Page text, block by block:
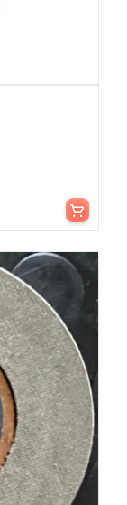
Aggiungi al carrello